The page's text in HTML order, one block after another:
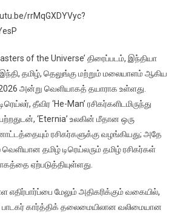
rrMqGXDYVyc?
of the Universe’ திரைப்படம், இந்தியா
தமிழ், தெலுங்கு மற்றும் மலையாளம் ஆகிய
அன்று வெளியாகத் தயாராக உள்ளது.
தீவிர ‘He-Man’ ரசிகர்களிடமிருந்து
‘Eternia’ உலகின் மீதான ஒரு
ரசிகர்களுக்கு வழங்கியது; அதே
தமிழ் டிரெய்லரும் தமிழ் ரசிகர்கள்
ஏற்படுத்தியுள்ளது.
எதிர்பார்ப்பை மேலும் அதிகரிக்கும் வகையில்,
பாடகர் கார்த்திக் தலைமையிலான வலிமையான